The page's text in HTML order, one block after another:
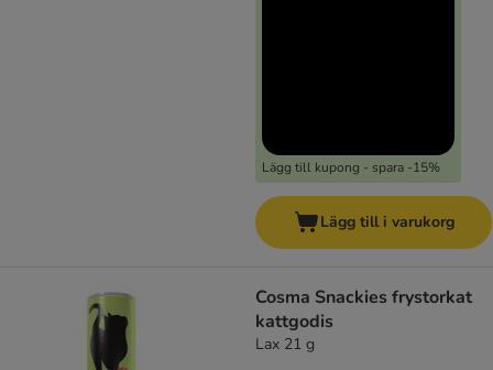
Lägg till kupong - spara -15%
Lägg till i varukorg
Cosma Snackies frystorkat
kattgodis
Lax 21 g